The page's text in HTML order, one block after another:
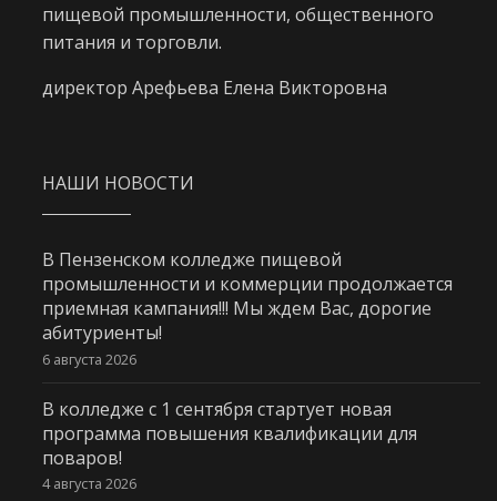
пищевой промышленности, общественного
питания и торговли.
директор Арефьева Елена Викторовна
НАШИ НОВОСТИ
В Пензенском колледже пищевой
промышленности и коммерции продолжается
приемная кампания!!! Мы ждем Вас, дорогие
абитуриенты!
6 августа 2026
В колледже с 1 сентября стартует новая
программа повышения квалификации для
поваров!
4 августа 2026